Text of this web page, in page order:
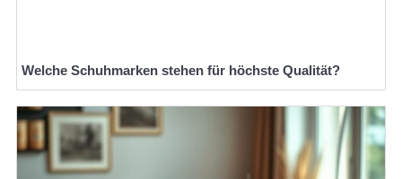
Welche Schuhmarken stehen für höchste Qualität?